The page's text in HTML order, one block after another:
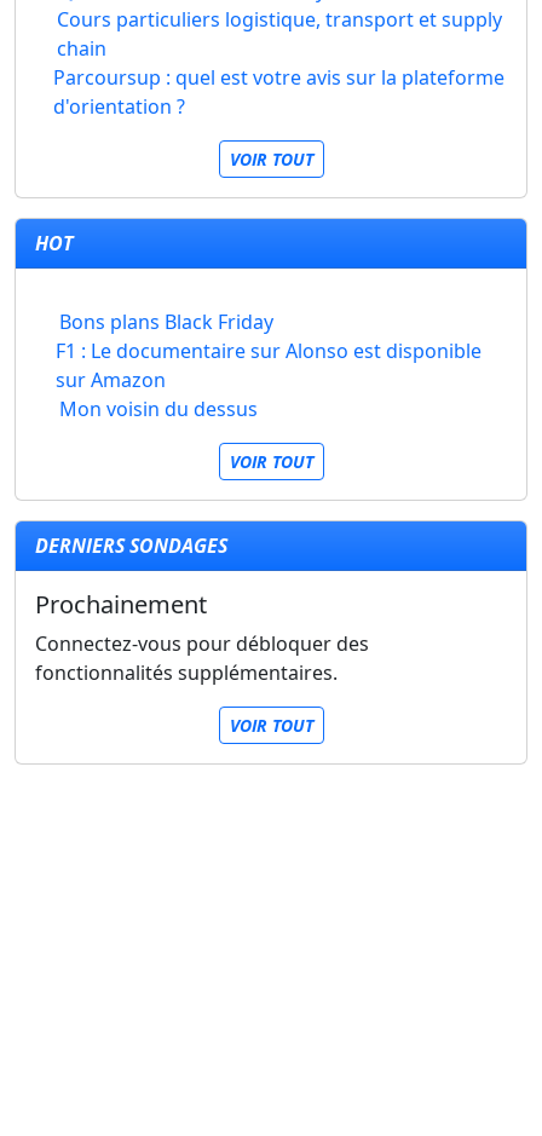
Cours particuliers logistique, transport et supply
chain
Parcoursup : quel est votre avis sur la plateforme
d'orientation ?
VOIR TOUT
HOT
Bons plans Black Friday
F1 : Le documentaire sur Alonso est disponible
sur Amazon
Mon voisin du dessus
VOIR TOUT
DERNIERS SONDAGES
Prochainement
Connectez-vous pour débloquer des
fonctionnalités supplémentaires.
VOIR TOUT